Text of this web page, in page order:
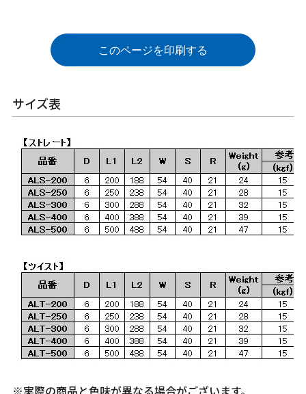
このページを印刷する
サイズ表
※実際の商品と色味が異なる場合がございます。